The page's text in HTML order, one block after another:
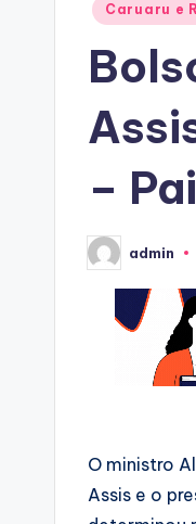
Posted
Caruaru e
–
Posted
by
admin
O ministro
Assis e o